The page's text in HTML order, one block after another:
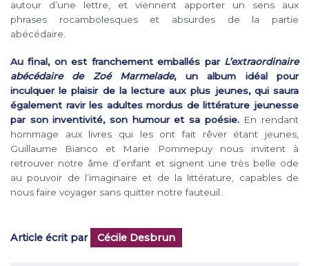
autour d’une lettre, et viennent apporter un sens aux
phrases rocambolesques et absurdes de la partie
abécédaire.
Au final, on est franchement emballés parL’extraordinaire
abécédaire de Zoé Marmelade, un album idéal pour
inculquer le plaisir de la lecture aux plus jeunes, qui saura
également ravir les adultes mordus de littérature jeunesse
par son inventivité, son humour et sa poésie.En rendant
hommage aux livres qui les ont fait rêver étant jeunes,
Guillaume Bianco et Marie Pommepuy nous invitent à
retrouver notre âme d’enfant et signent une très belle ode
au pouvoir de l’imaginaire et de la littérature, capables de
nous faire voyager sans quitter notre fauteuil.
Article écrit par Cécile Desbrun